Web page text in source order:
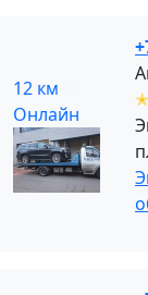
12 км
Онлайн